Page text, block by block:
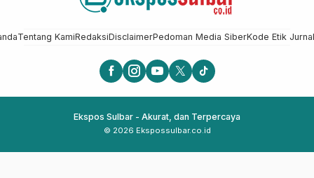
Tentang KamiRedaksiDisclaimerPedoman Media SiberKode Etik
Ekspos Sulbar - Akurat, dan Terpercaya
© 2026 Ekspossulbar.co.id